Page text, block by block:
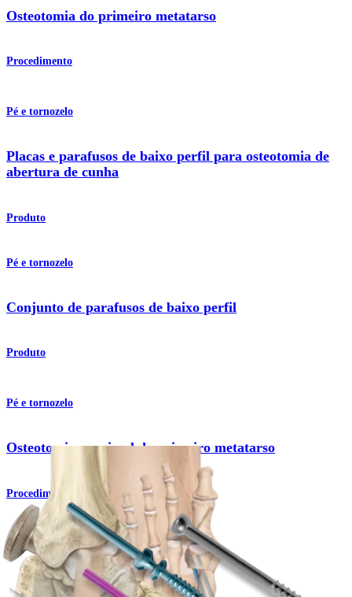
Osteotomia do primeiro metatarso
Procedimento
Pé e tornozelo
Placas e parafusos de baixo perfil para osteotomia de
abertura de cunha
Produto
Pé e tornozelo
Conjunto de parafusos de baixo perfil
Produto
Pé e tornozelo
Osteotomia proximal do primeiro metatarso
Procedimento
Pé e tornozelo
Conjunto de parafusos de baixo perfil